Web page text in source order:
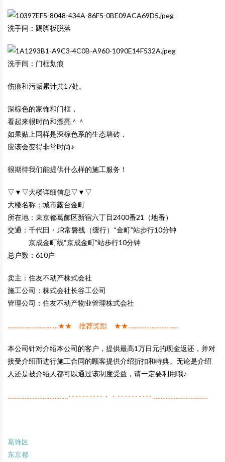
洗手间：踢脚板脱落
洗手间：门框划痕
伤痕和污垢累计共17处。
深棕色的家饰和门框，
看起来很时尚和漂亮＾＾
如果贴上同样是深棕色系的生态墙砖，
应该会变得非常时尚♪
很期待我们能提供什么样的施工服务！
▽▼▽大楼详细信息▽▼▽
大楼名称： 城市露台金町
所在地：東京都葛飾区新宿六丁目2400番21（地番）
交通：千代田・JR常磐线（缓行）“金町”站步行10分钟
京成金町线“京成金町”站步行10分钟
总户数：610户
卖主：住友不动产株式会社
施工公司：株式会社长谷工公司
管理公司：住友不动产物业管理株式会社
…………………………★★ 推荐奖励 ★★…………………………
本公司针对介绍本公司的客户，提供最高1万日元的现金返还，并对
接受介绍而进行施工合同的顾客提供介绍折扣和特典。无论是介绍
人还是被介绍人都可以通过该制度受益，请一定要利用哦♪
………………………………‥‥‥‥‥・・‥‥‥‥‥……………………………
葛饰区
东京都